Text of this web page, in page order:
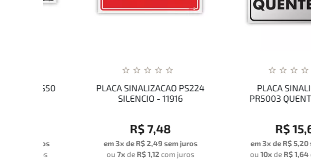
PLACA SINALIZACAO PS224
SILENCIO - 11916
R$ 7,48
R$ 2,49 sem juros
R$ 1,12com juros
PLACA SINALIZACAO
PR5003 QUENTE - 11910
R$ 15,61
R$ 5,20sem juros
R$ 1,64 com juros